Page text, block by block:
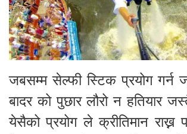
जबसम्म सेल्फी स्टिक प्रयोग गर्न
बादर को पुछार लौरो न हतियार
येसैको प्रयोग ले क्रीतिमान राख्न